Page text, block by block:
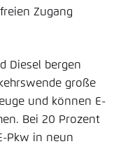
Zugang
Diesel bergen
große
und können E-
Bei 20 Prozent
Pkw in neun